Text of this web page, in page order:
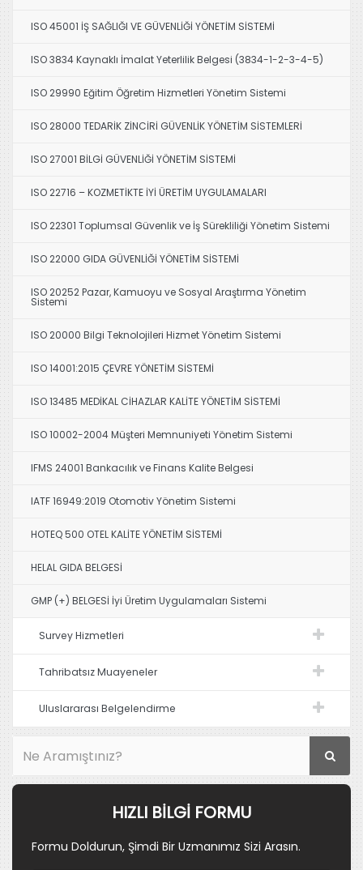
ISO 45001 İŞ SAĞLIĞI VE GÜVENLİĞİ YÖNETİM SİSTEMİ
ISO 3834 Kaynaklı İmalat Yeterlilik Belgesi (3834-1-2-3-4-5)
ISO 29990 Eğitim Öğretim Hizmetleri Yönetim Sistemi
ISO 28000 TEDARİK ZİNCİRİ GÜVENLİK YÖNETİM SİSTEMLERİ
ISO 27001 BİLGİ GÜVENLİĞİ YÖNETİM SİSTEMİ
ISO 22716 – KOZMETİKTE İYİ ÜRETİM UYGULAMALARI
ISO 22301 Toplumsal Güvenlik ve İş Sürekliliği Yönetim Sistemi
ISO 22000 GIDA GÜVENLİĞİ YÖNETİM SİSTEMİ
ISO 20252 Pazar, Kamuoyu ve Sosyal Araştırma Yönetim
Sistemi
ISO 20000 Bilgi Teknolojileri Hizmet Yönetim Sistemi
ISO 14001:2015 ÇEVRE YÖNETİM SİSTEMİ
ISO 13485 MEDİKAL CİHAZLAR KALİTE YÖNETİM SİSTEMİ
ISO 10002-2004 Müşteri Memnuniyeti Yönetim Sistemi
IFMS 24001 Bankacılık ve Finans Kalite Belgesi
IATF 16949:2019 Otomotiv Yönetim Sistemi
HOTEQ 500 OTEL KALİTE YÖNETİM SİSTEMİ
HELAL GIDA BELGESİ
GMP (+) BELGESİ İyi Üretim Uygulamaları Sistemi
Survey Hizmetleri
Tahribatsız Muayeneler
Uluslararası Belgelendirme
HIZLI BILGI FORMU
Formu Doldurun, Şimdi Bir Uzmanımız Sizi Arasın.